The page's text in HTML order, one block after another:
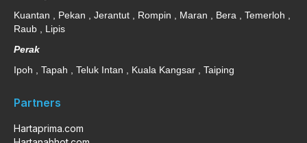
Kuantan , Pekan , Jerantut , Rompin , Maran , Bera , Temerloh ,
Raub , Lipis
Perak
Ipoh , Tapah , Teluk Intan , Kuala Kangsar , Taiping
Partners
Hartaprima.com